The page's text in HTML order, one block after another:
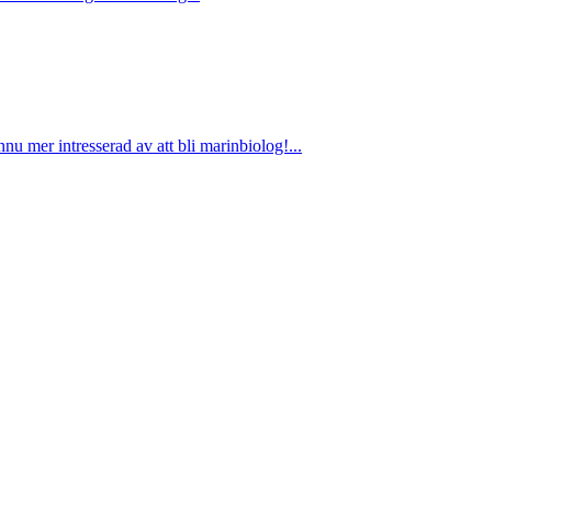
mer intresserad av att bli marinbiolog!...